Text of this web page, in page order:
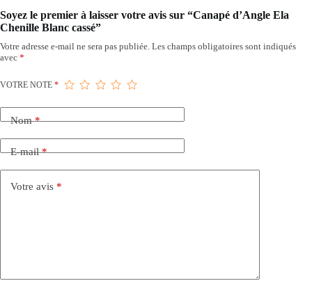
Soyez le premier à laisser votre avis sur “Canapé d’Angle Ela
Chenille Blanc cassé”
Votre adresse e-mail ne sera pas publiée. Les champs obligatoires sont indiqués
avec *
VOTRE NOTE *
Nom*
E-mail*
Votre avis *